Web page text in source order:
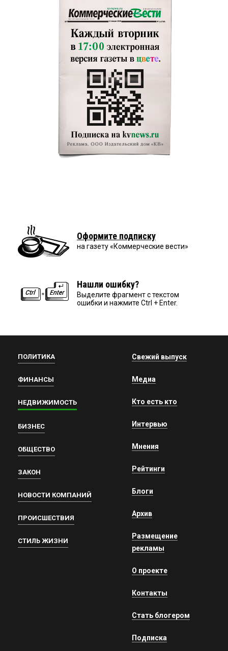
Оформите подписку
на газету «Коммерческие вести»
Нашли ошибку?
Выделите фрагмент с текстом
ошибки и нажмите Ctrl + Enter.
ПОЛИТИКА
ФИНАНСЫ
НЕДВИЖИМОСТЬ
БИЗНЕС
ОБЩЕСТВО
ЗАКОН
НОВОСТИ КОМПАНИЙ
ПРОИСШЕСТВИЯ
СТИЛЬ ЖИЗНИ
Свежий выпуск
Медиа
Кто есть кто
Интервью
Мнения
Рейтинги
Блоги
Архив
Размещение
рекламы
О проекте
Контакты
Стать блогером
Подписка